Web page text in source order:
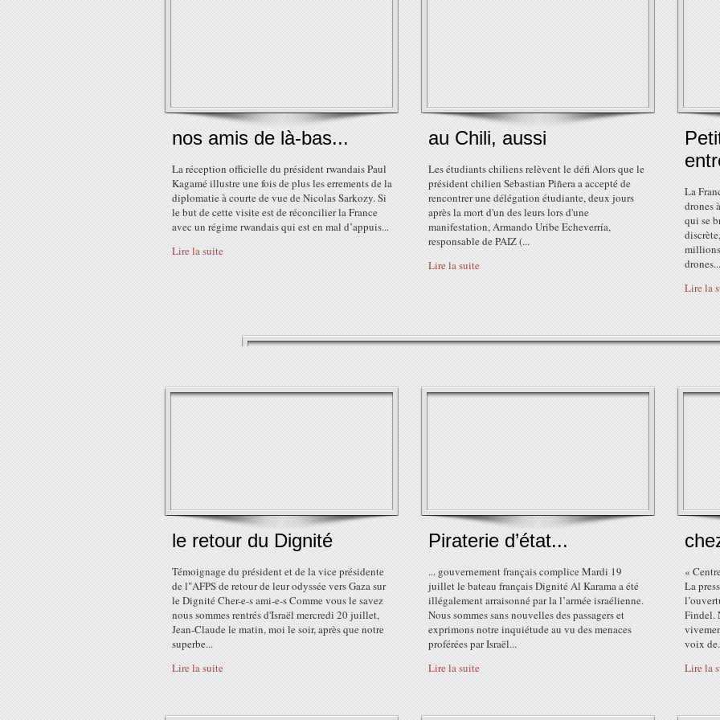
nos amis de là-bas...
La réception officielle du président rwandais Paul
Kagamé illustre une fois de plus les errements de la
diplomatie à courte de vue de Nicolas Sarkozy. Si
le but de cette visite est de réconcilier la France
avec un régime rwandais qui est en mal d’appuis...
Lire la suite
au Chili, aussi
Les étudiants chiliens relèvent le défi Alors que le
président chilien Sebastian Piñera a accepté de
rencontrer une délégation étudiante, deux jours
après la mort d'un des leurs lors d'une
manifestation, Armando Uribe Echeverría,
responsable de PAIZ (...
Lire la suite
La
drones
qui se
Lire la
le retour du Dignité
Témoignage du président et de la vice présidente
de l"AFPS de retour de leur odyssée vers Gaza sur
le Dignité Cher-e-s ami-e-s Comme vous le savez
nous sommes rentrés d'Israël mercredi 20 juillet,
Jean-Claude le matin, moi le soir, après que notre
superbe...
Lire la suite
Piraterie d’état...
... gouvernement français complice Mardi 19
juillet le bateau français Dignité Al Karama a été
illégalement arraisonné par la l’armée israélienne.
Nous sommes sans nouvelles des passagers et
exprimons notre inquiétude au vu des menaces
proférées par Israël...
Lire la suite
«
La
Findel.
voix
Lire la